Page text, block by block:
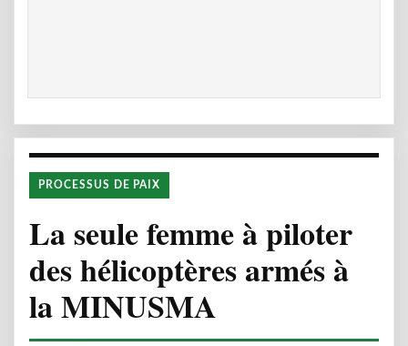
PROCESSUS DE PAIX
La seule femme à piloter
des hélicoptères armés à
la MINUSMA